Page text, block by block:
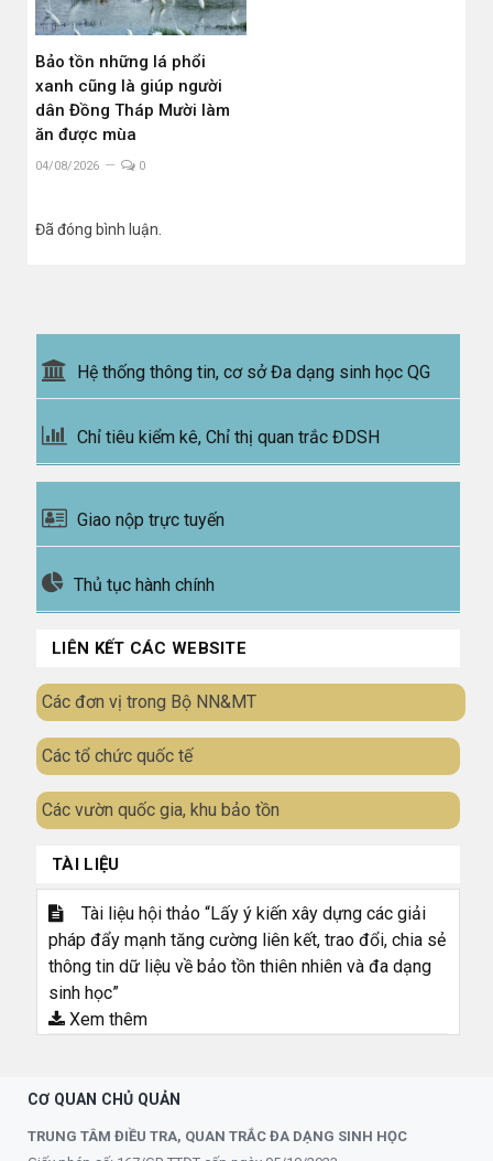
Bảo tồn những lá phổi
xanh cũng là giúp người
dân Đồng Tháp Mười làm
ăn được mùa
04/08/2026 0
Đã đóng bình luận.
Hệ thống thông tin, cơ sở Đa dạng sinh học QG
Chỉ tiêu kiểm kê, Chỉ thị quan trắc ĐDSH
Giao nộp trực tuyến
Thủ tục hành chính
LIÊN KẾT CÁC WEBSITE
Các đơn vị trong Bộ NN&MT
Các tổ chức quốc tế
Các vườn quốc gia, khu bảo tồn
TÀI LIỆU
Tài liệu hội thảo “Lấy ý kiến xây dựng các giải
pháp đẩy mạnh tăng cường liên kết, trao đổi, chia sẻ
thông tin dữ liệu về bảo tồn thiên nhiên và đa dạng
sinh học”
Xem thêm
CƠ QUAN CHỦ QUẢN
TRUNG TÂM ĐIỀU TRA, QUAN TRẮC ĐA DẠNG SINH HỌC